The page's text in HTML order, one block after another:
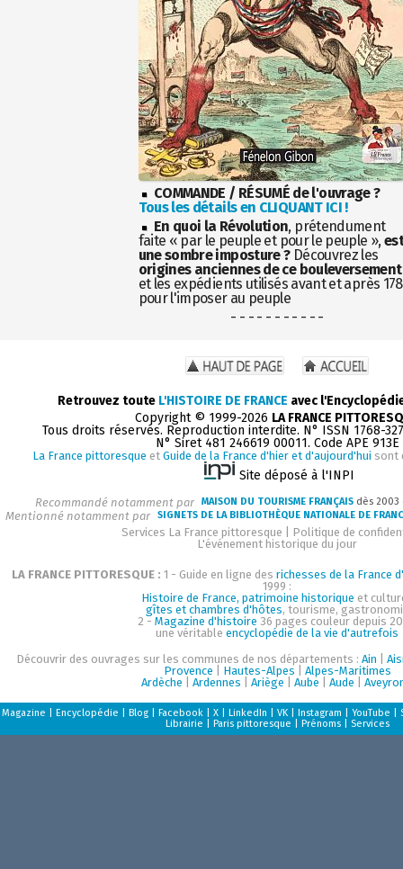
COMMANDE / RÉSUMÉ de l'ouvrage ?
Tous les détails en CLIQUANT ICI !
En quoi la Révolution, prétendument
faite « par le peuple et pour le peuple »,
une sombre imposture ?Découvrez les
origines anciennes de ce bouleversement
et les expédients utilisés avant et après
pour l'imposer au peuple
- - - - - - - - - - -
Retrouvez toute L'HISTOIRE DE FRANCE avec
Copyright © 1999-2026 LA FRANCE
Tous droits réservés. Reproduction interdite. N° ISSN 1768-
N° Siret 481 246619 00011. Code APE 913E
La France pittoresque et Guide de la France d'hier et d'aujourd'hui sont
Site déposé à l'INPI
Recommandé notamment par MAISON DU TOURISME FRANÇAIS dès
Mentionné notamment par SIGNETS DE LA BIBLIOTHÈQUE NATIONALE DE
Services La France pittoresque
Politique de
L'événement historique du jour
LA FRANCE PITTORESQUE : 1 - Guide en ligne des richesses de la France
1999 :
Histoire de France, patrimoine historique et
gîtes et chambres d'hôtes, tourisme,
2 - Magazine d'histoire 36 pages couleur depuis
une véritable encyclopédie de la vie d'autrefois
Découvrir des ouvrages sur les communes de nos départements : Ain
Provence
Hautes-Alpes
Alpes-Maritimes
Ardèche
Ardennes Ariège Aube Aude
Magazine Encyclopédie Blog| Facebook| X| LinkedIn VK| Instagram YouTube
Librairie
Paris pittoresque Prénoms| Services